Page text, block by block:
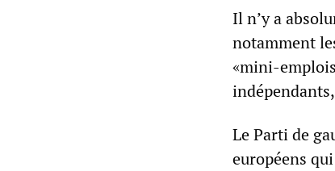
Il n’y a
notamment
«mini-
Le Parti de
européens